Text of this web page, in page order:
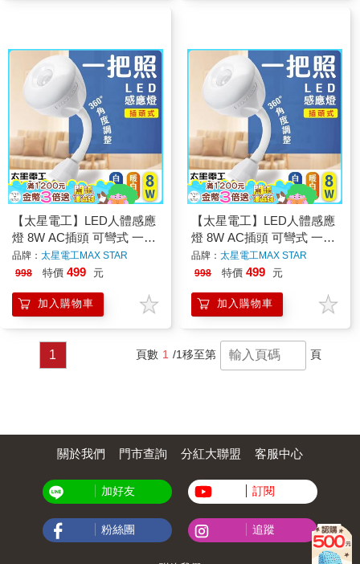
【太星電工】LED人體感應
燈 8W AC插頭 可彎式 一把
照 白光/黃光 節能感應燈
品牌： 太星電工MAX STAR
998
特價 499 元
加入購物車
【太星電工】LED人體感應
燈 8W AC插頭 可彎式 一把
照 白光/黃光 節能感應燈
品牌： 太星電工MAX STAR
998
特價 499 元
加入購物車
1 頁數 1 /1移至第 頁
關於我們 門市查詢 分紅大聯盟 客服中心
加好友 訂閱
粉絲團 追蹤